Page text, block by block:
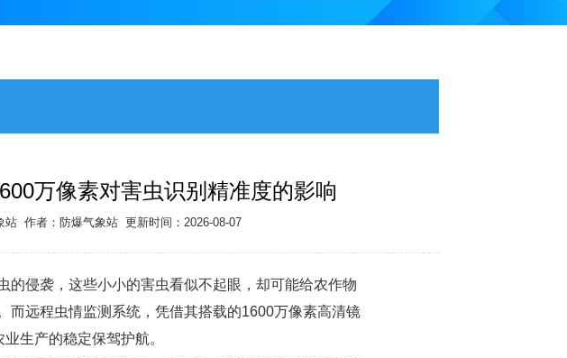
万像素对害虫识别精准度的影响
站 作者： 防爆气象站 更新时间：2026-08-07
的侵袭，这些小小的害虫看似不起眼，却可能给农作物
而远程虫情监测系统，凭借其搭载的1600万像素高清镜
生产的稳定保驾护航。